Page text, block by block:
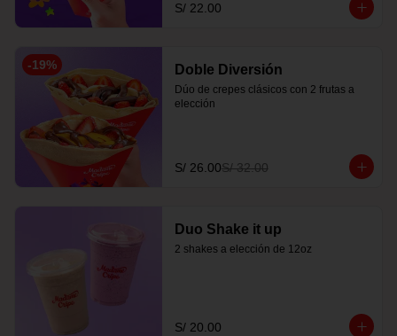
S/ 22.00
-19% Doble Diversión
Dúo de crepes clásicos con 2 frutas a
elección
S/ 26.00S/ 32.00
Duo Shake it up
2 shakes a elección de 12oz
S/ 20.00